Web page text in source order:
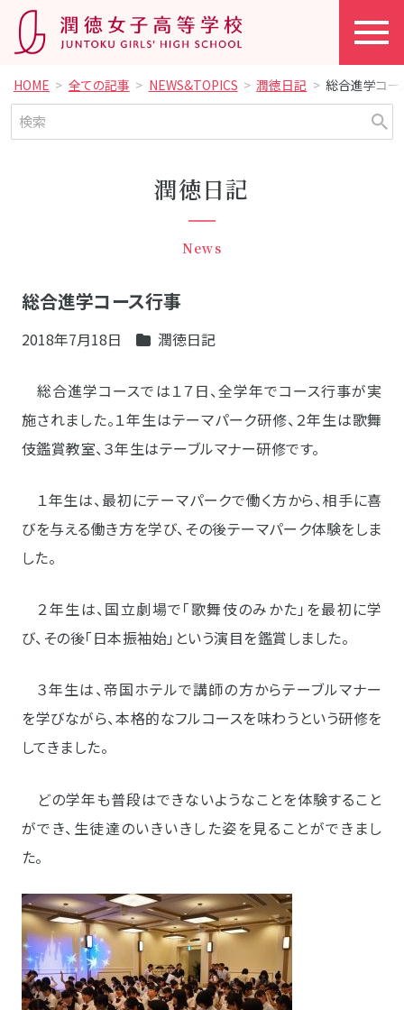
HOME 全ての記事 NEWS&TOPICS 潤徳日記 総合進学コー
潤徳日記
News
総合進学コース行事
2018年7月18日 潤徳日記
総合進学コースでは１７日、全学年でコース行事が実
施されました。１年生はテーマパーク研修、２年生は歌舞
伎鑑賞教室、３年生はテーブルマナー研修です。
１年生は、最初にテーマパークで働く方から、相手に喜
びを与える働き方を学び、その後テーマパーク体験をしま
した。
２年生は、国立劇場で「歌舞伎のみかた」を最初に学
び、その後「日本振袖始」という演目を鑑賞しました。
３年生は、帝国ホテルで講師の方からテーブルマナー
を学びながら、本格的なフルコースを味わうという研修を
してきました。
どの学年も普段はできないようなことを体験すること
ができ、生徒達のいきいきした姿を見ることができまし
た。